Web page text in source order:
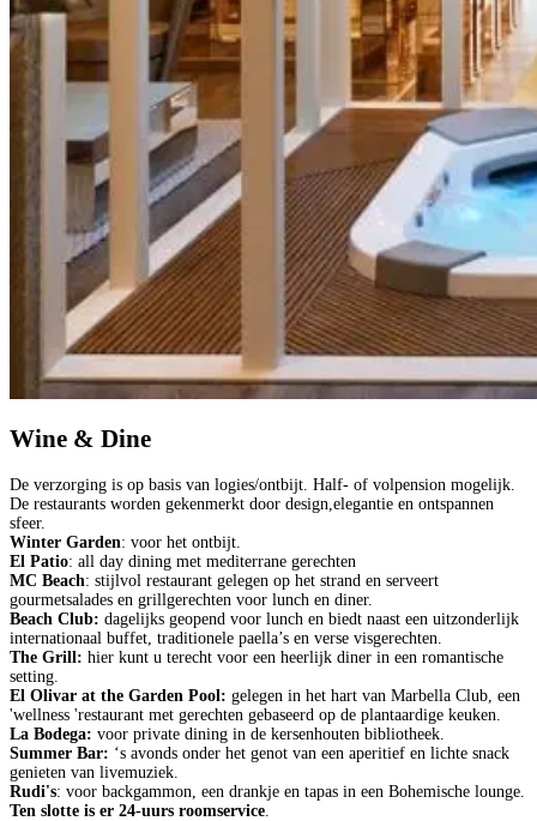
Wine & Dine
De verzorging is op basis van logies/ontbijt. Half- of volpension mogelijk.
De restaurants worden gekenmerkt door design,elegantie en ontspannen
sfeer.
Winter Garden: voor het ontbijt.
El Patio: all day dining met mediterrane gerechten
MC Beach: stijlvol restaurant gelegen op het strand en serveert
gourmetsalades en grillgerechten voor lunch en diner.
Beach Club: dagelijks geopend voor lunch en biedt naast een uitzonderlijk
internationaal buffet, traditionele paella’s en verse visgerechten.
The Grill: hier kunt u terecht voor een heerlijk diner in een romantische
setting.
El Olivar at the Garden Pool: gelegen in het hart van Marbella Club, een
'wellness 'restaurant met gerechten gebaseerd op de plantaardige keuken.
La Bodega: voor private dining in de kersenhouten bibliotheek.
Summer Bar: ‘s avonds onder het genot van een aperitief en lichte snack
genieten van livemuziek.
Rudi's: voor backgammon, een drankje en tapas in een Bohemische lounge.
Ten slotte is er 24-uurs roomservice